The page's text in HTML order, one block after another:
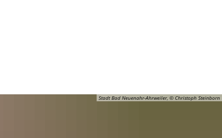
Stadt Bad Neuenahr-Ahrweiler, © Christoph Steinborn